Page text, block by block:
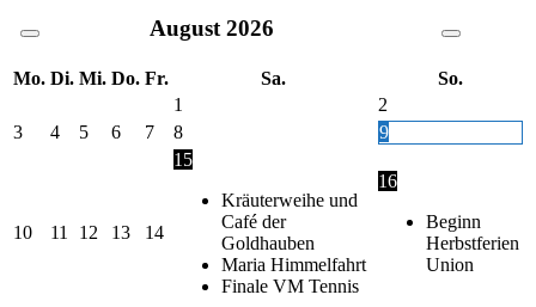
August 2026
Mo. Di. Mi. Do. Fr. Sa.
So.
1
2
3
4 5 6 7 8 9
10 11 12 13 14
15
Kräuterweihe und
Café der
Goldhauben
Maria Himmelfahrt
Finale VM Tennis
16
Beginn
Herbstferien
Union